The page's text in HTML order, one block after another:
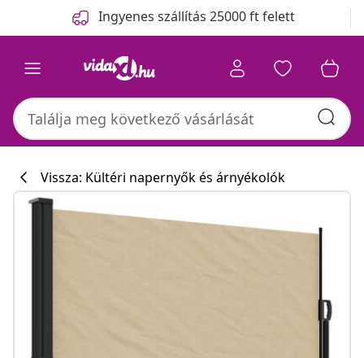
Ingyenes szállítás 25000 ft felett
Vissza: Kültéri napernyők és árnyékolók